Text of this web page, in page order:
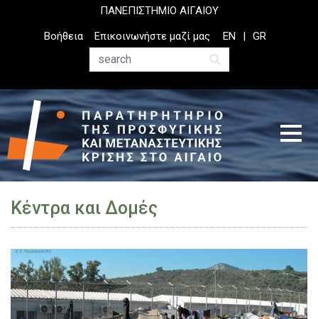
ΠΑΝΕΠΙΣΤΗΜΙΟ ΑΙΓΑΙΟΥ
Top
Header
Βοήθεια
Επικοινωνήστε μαζί μας
Αναζήτηση
EN GR
Κέντρα και Δομές